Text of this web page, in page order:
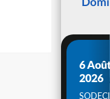
6
2026
SODECI